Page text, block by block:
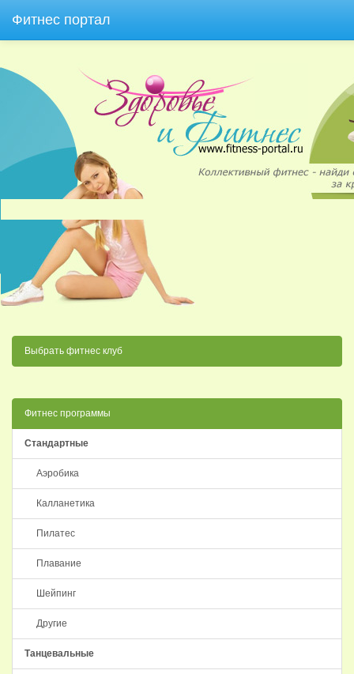
Фитнес портал
Выбрать фитнес клуб
Фитнес программы
Стандартные
Аэробика
Калланетика
Пилатес
Плавание
Шейпинг
Другие
Танцевальные